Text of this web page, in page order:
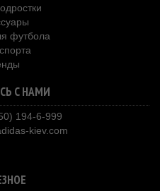
футбола
С НАМИ
194-6-999
kiev.com